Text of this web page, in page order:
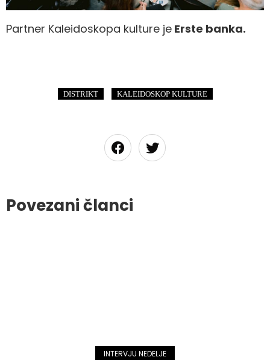
Partner Kaleidoskopa kulture je Erste banka.
DISTRIKT KALEIDOSKOP KULTURE
Povezani članci
INTERVJU NEDELJE